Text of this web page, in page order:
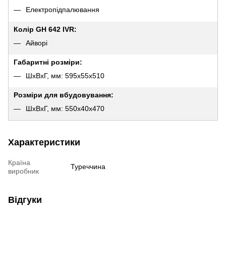
Електропідпалювання
Колір GH 642 IVR:
Айворі
Габаритні розміри:
ШхВхГ, мм: 595х55х510
Розміри для вбудовування:
ШхВхГ, мм: 550х40х470
Характеристики
Країна
виробник
Туреччина
Відгуки